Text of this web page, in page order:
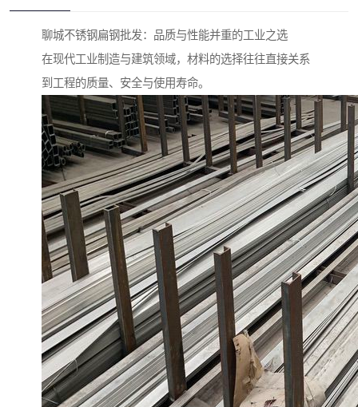
聊城不锈钢扁钢批发：品质与性能并重的工业之选
在现代工业制造与建筑领域，材料的选择往往直接关系
到工程的质量、安全与使用寿命。